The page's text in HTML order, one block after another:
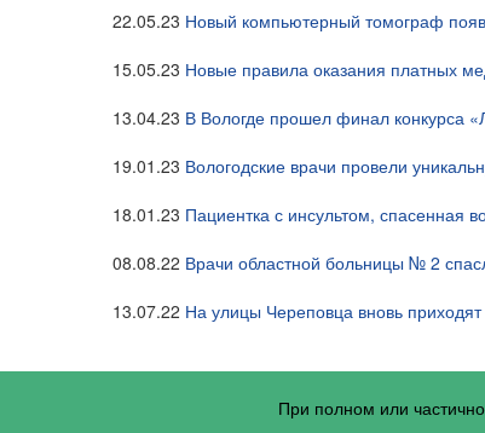
22.05.23 Новый компьютерный томограф
15.05.23 Новые правила оказания платных
13.04.23 В Вологде прошел финал конкурса
19.01.23 Вологодские врачи провели
18.01.23 Пациентка с инсультом, спасенная
08.08.22 Врачи областной больницы № 2
13.07.22 На улицы Череповца вновь
При полном или